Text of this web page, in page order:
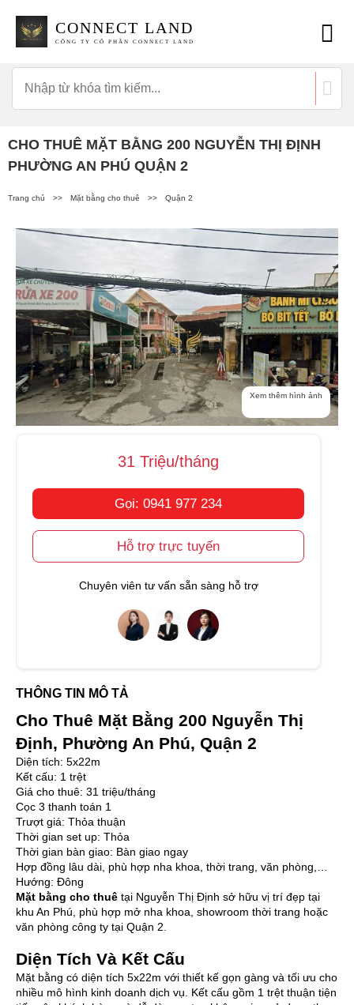
CONNECT LAND
CÔNG TY CỔ PHẦN CONNECT LAND
CHO THUÊ MẶT BẰNG 200 NGUYỄN THỊ ĐỊNH
PHƯỜNG AN PHÚ QUẬN 2
Trang chủ >> Mặt bằng cho thuê >> Quận 2
Xem thêm hình ảnh
31 Triệu/tháng
Gọi: 0941 977 234
Hỗ trợ trực tuyến
Chuyên viên tư vấn sẵn sàng hỗ trợ
THÔNG TIN MÔ TẢ
Cho Thuê Mặt Bằng 200 Nguyễn Thị
Định, Phường An Phú, Quận 2
Diện tích: 5x22m
Kết cấu: 1 trệt
Giá cho thuê: 31 triệu/tháng
Cọc 3 thanh toán 1
Trượt giá: Thỏa thuận
Thời gian set up: Thỏa
Thời gian bàn giao: Bàn giao ngay
Hợp đồng lâu dài, phù hợp nha khoa, thời trang, văn phòng,…
Hướng: Đông
Mặt bằng cho thuê tại Nguyễn Thị Định sở hữu vị trí đẹp tại
khu An Phú, phù hợp mở nha khoa, showroom thời trang hoặc
văn phòng công ty tại Quận 2.
Diện Tích Và Kết Cấu
Mặt bằng có diện tích 5x22m với thiết kế gọn gàng và tối ưu cho
nhiều mô hình kinh doanh dịch vụ. Kết cấu gồm 1 trệt thuận tiện